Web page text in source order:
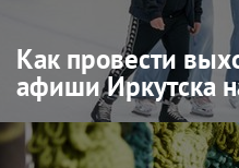
Как провести
афиши Иркутска